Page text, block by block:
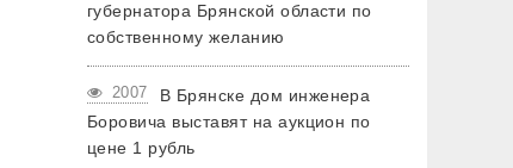
губернатора Брянской области по
собственному желанию
2007
В Брянске дом инженера
Боровича выставят на аукцион по
цене 1 рубль